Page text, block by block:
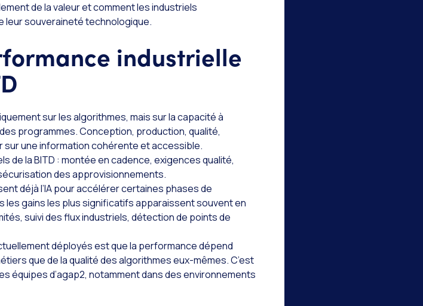
de la valeur et comment les industriels
leur souveraineté technologique.
industrielle
sur les algorithmes, mais sur la capacité à
programmes. Conception, production, qualité,
sur une information cohérente et accessible.
la BITD : montée en cadence, exigences qualité,
des approvisionnements.
déjà l’IA pour accélérer certaines phases de
gains les plus significatifs apparaissent souvent en
suivi des flux industriels, détection de points de
déployés est que la performance dépend
que de la qualité des algorithmes eux-mêmes. C’est
équipes d’agap2, notamment dans des environnements